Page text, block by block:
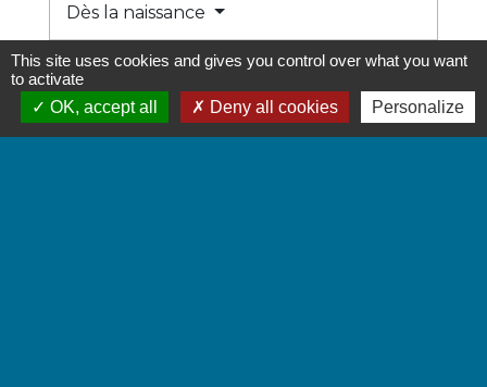
Dès la naissance
À partir de 12 ans
À partir de 16 ans
This site uses cookies and gives you control over what you want
to activate
OK, accept all
Deny all cookies Personalize